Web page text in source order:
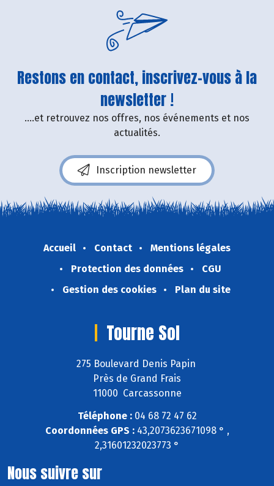
Restons en contact, inscrivez-vous à la
newsletter !
....et retrouvez nos offres, nos événements et nos
actualités.
Inscription newsletter
Accueil Contact
Mentions légales
Protection des données
CGU
Gestion des cookies
Plan du site
Tourne Sol
275 Boulevard Denis Papin
Près de Grand Frais
11000 Carcassonne
Téléphone :04 68 72 47 62
Coordonnées GPS :43,2073623671098 ° ,
2,31601232023773 °
Nous suivre sur